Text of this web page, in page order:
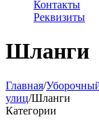
Контакты
Реквизиты
Шланги
Главная/
улиц/Шланги
Категории